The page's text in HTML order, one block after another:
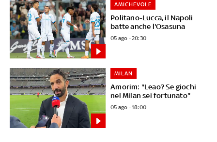
Politano-Lucca, il Napoli
batte anche l'Osasuna
AMICHEVOLE
05 ago - 20:30
Amorim: "Leao? Se giochi
nel Milan sei fortunato"
MILAN
05 ago - 18:00